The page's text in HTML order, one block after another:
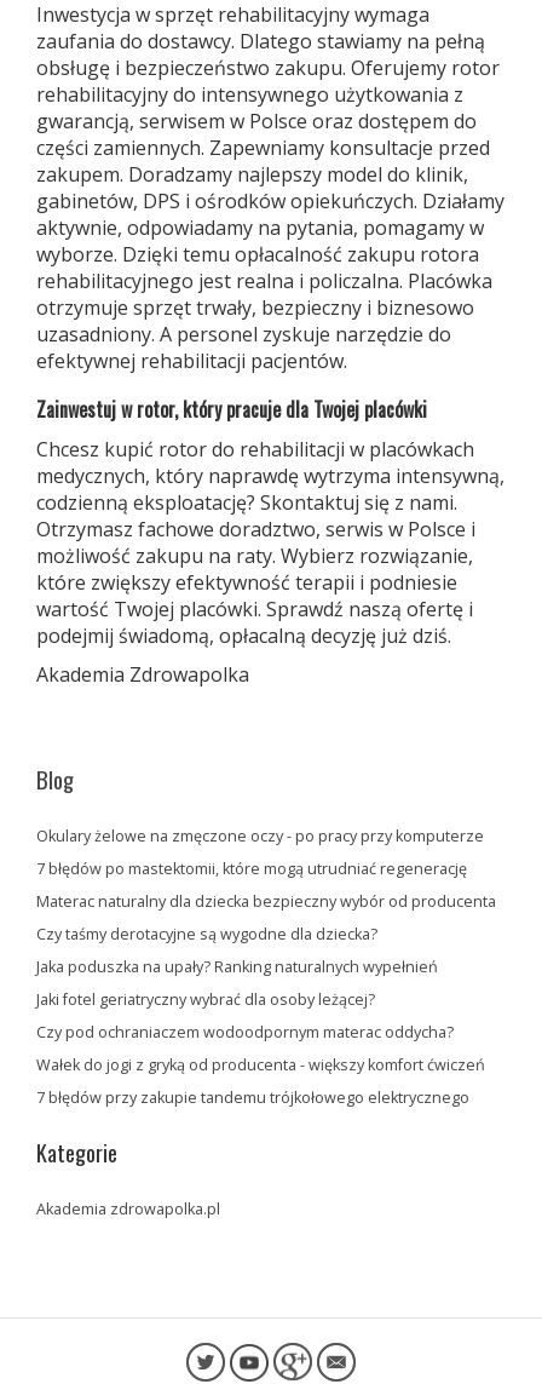
Inwestycja w sprzęt rehabilitacyjny wymaga
zaufania do dostawcy. Dlatego stawiamy na pełną
obsługę i bezpieczeństwo zakupu. Oferujemy rotor
rehabilitacyjny do intensywnego użytkowania z
gwarancją, serwisem w Polsce oraz dostępem do
części zamiennych. Zapewniamy konsultacje przed
zakupem. Doradzamy najlepszy model do klinik,
gabinetów, DPS i ośrodków opiekuńczych. Działamy
aktywnie, odpowiadamy na pytania, pomagamy w
wyborze. Dzięki temu opłacalność zakupu rotora
rehabilitacyjnego jest realna i policzalna. Placówka
otrzymuje sprzęt trwały, bezpieczny i biznesowo
uzasadniony. A personel zyskuje narzędzie do
efektywnej rehabilitacji pacjentów.
Zainwestuj w rotor, który pracuje dla Twojej placówki
Chcesz kupić rotor do rehabilitacji w placówkach
medycznych, który naprawdę wytrzyma intensywną,
codzienną eksploatację? Skontaktuj się z nami.
Otrzymasz fachowe doradztwo, serwis w Polsce i
możliwość zakupu na raty. Wybierz rozwiązanie,
które zwiększy efektywność terapii i podniesie
wartość Twojej placówki. Sprawdź naszą ofertę i
podejmij świadomą, opłacalną decyzję już dziś.
Akademia Zdrowapolka
Blog
Okulary żelowe na zmęczone oczy - po pracy przy komputerze
7 błędów po mastektomii, które mogą utrudniać regenerację
Materac naturalny dla dziecka bezpieczny wybór od producenta
Czy taśmy derotacyjne są wygodne dla dziecka?
Jaka poduszka na upały? Ranking naturalnych wypełnień
Jaki fotel geriatryczny wybrać dla osoby leżącej?
Czy pod ochraniaczem wodoodpornym materac oddycha?
Wałek do jogi z gryką od producenta - większy komfort ćwiczeń
7 błędów przy zakupie tandemu trójkołowego elektrycznego
Kategorie
Akademia zdrowapolka.pl